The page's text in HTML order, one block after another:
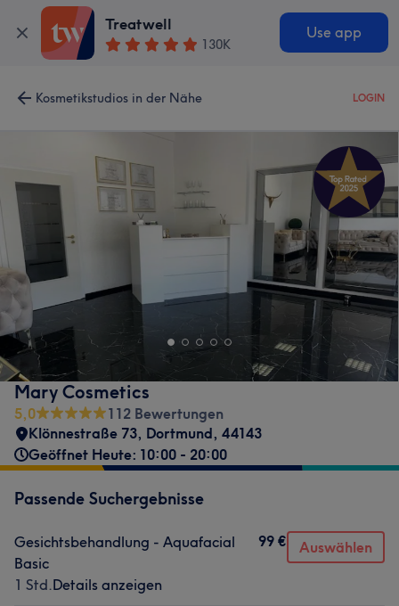
Treatwell
130K
Use app
Kosmetikstudios in der Nähe LOGIN
Mary Cosmetics
5,0
112 Bewertungen
Klönnestraße 73, Dortmund, 44143
Geöffnet Heute: 10:00 - 20:00
Passende Suchergebnisse
Gesichtsbehandlung - Aquafacial
Basic
1 Std.Details anzeigen
99 € Auswählen